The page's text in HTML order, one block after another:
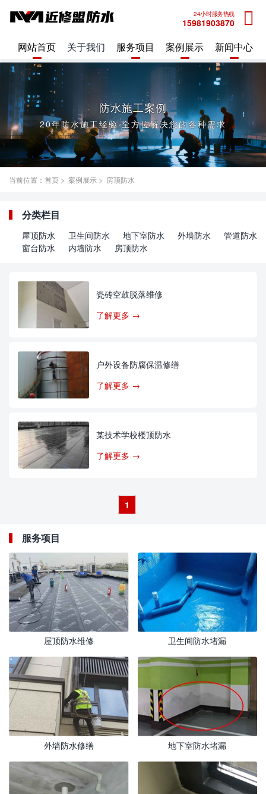
24小时服务热线
15981903870
网站首页 关于我们 服务项目 案例展示 新闻中心
防水施工案例
20年防水施工经验 全方位解决您的各种需求
当前位置： 首页 > 案例展示 > 房顶防水
分类栏目
屋顶防水 卫生间防水 地下室防水 外墙防水
管道防水
窗台防水
内墙防水 房顶防水
瓷砖空鼓脱落维修
了解更多 →
户外设备防腐保温修缮
了解更多 →
某技术学校楼顶防水
了解更多 →
1
服务项目
屋顶防水维修 卫生间防水堵漏
外墙防水修缮 地下室防水堵漏